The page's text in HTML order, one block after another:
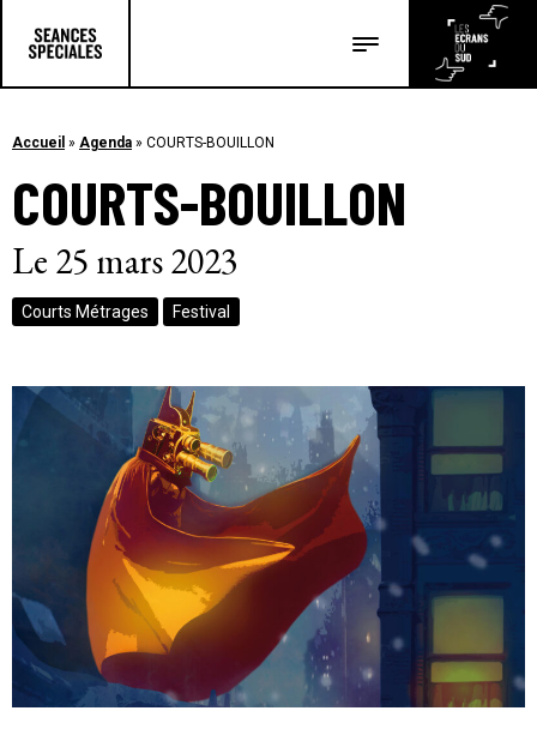
Les articles
Accueil » Agenda » COURTS-BOUILLON
COURTS-BOUILLON
Le 25 mars 2023
Courts Métrages Festival